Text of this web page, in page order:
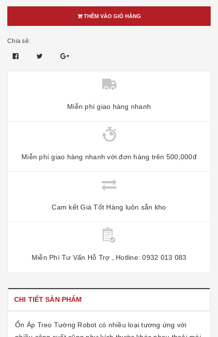
THÊM VÀO GIỎ HÀNG
Chia sẻ:
Miễn phí giao hàng nhanh
Miễn phí giao hàng nhanh với đơn hàng trên 500,000đ
Cam kết Giá Tốt Hàng luôn sẵn kho
Miễn Phí Tư Vấn Hỗ Trợ , Hotline: 0932 013 083
CHI TIẾT SẢN PHẨM
Ổn Áp Treo Tường Robot có nhiều loại tương ứng với